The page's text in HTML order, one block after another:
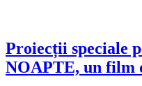
Proiecții speciale
NOAPTE, un film